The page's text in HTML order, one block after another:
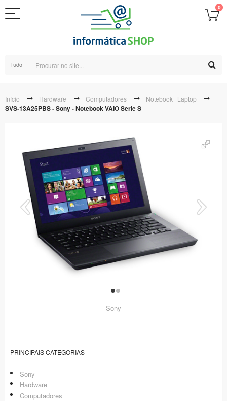
0
Tudo
Início Hardware Computadores Notebook | Laptop
SVS-13A25PBS - Sony - Notebook VAIO Serie S
Sony
PRINCIPAIS CATEGORIAS
Sony
Hardware
Computadores